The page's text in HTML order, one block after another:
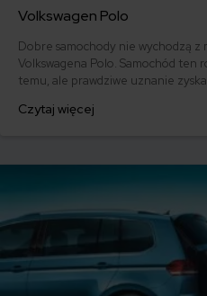
Volkswagen Polo
Dobre samochody nie wychodzą z
Volkswagena Polo. Samochód ten
temu, ale prawdziwe uznanie
OC dla tego samochodu?
Czytaj więcej